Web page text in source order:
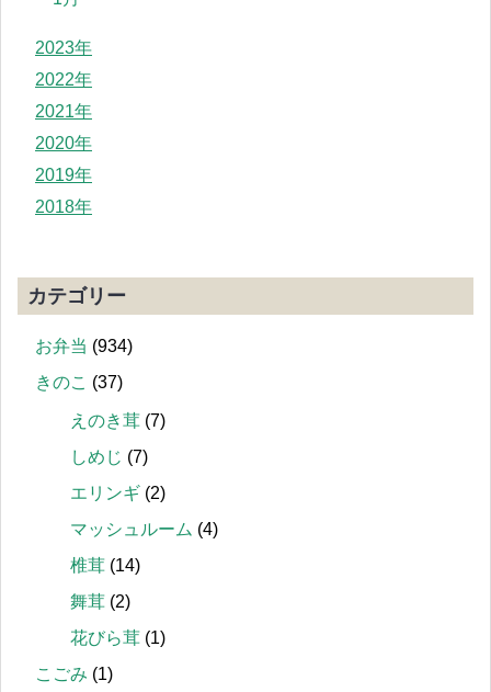
2023年
2022年
2021年
2020年
2019年
2018年
カテゴリー
お弁当 (934)
きのこ (37)
えのき茸 (7)
しめじ (7)
エリンギ (2)
マッシュルーム (4)
椎茸 (14)
舞茸 (2)
花びら茸 (1)
こごみ (1)